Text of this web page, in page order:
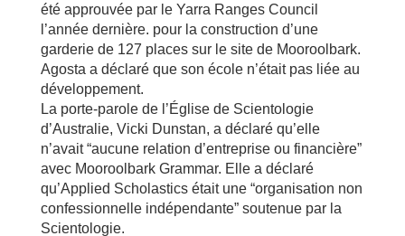
été approuvée par le Yarra Ranges Council
l’année dernière. pour la construction d’une
garderie de 127 places sur le site de Mooroolbark.
Agosta a déclaré que son école n’était pas liée au
développement.
La porte-parole de l’Église de Scientologie
d’Australie, Vicki Dunstan, a déclaré qu’elle
n’avait “aucune relation d’entreprise ou financière”
avec Mooroolbark Grammar. Elle a déclaré
qu’Applied Scholastics était une “organisation non
confessionnelle indépendante” soutenue par la
Scientologie.